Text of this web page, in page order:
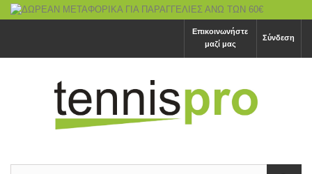
Σύνδεση
Επικοινωνήστε
μαζί μας